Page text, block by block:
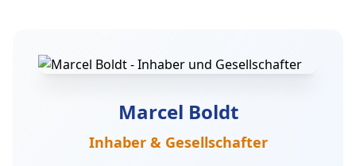
Marcel Boldt
Inhaber & Gesellschafter